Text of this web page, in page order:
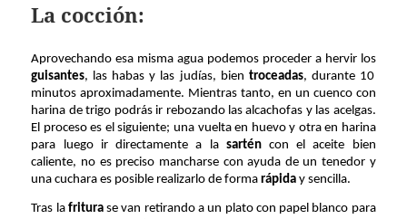
La cocción:
Aprovechando esa misma agua podemos proceder a hervir los
guisantes, las habas y las judías, bien troceadas, durante 10
minutos aproximadamente. Mientras tanto, en un cuenco con
harina de trigo podrás ir rebozando las alcachofas y las acelgas.
El proceso es el siguiente; una vuelta en huevo y otra en harina
para luego ir directamente a la sarténcon el aceite bien
caliente, no es preciso mancharse con ayuda de un tenedor y
una cuchara es posible realizarlo de forma rápida y sencilla.
Tras la friturase van retirando a un plato con papel blanco para